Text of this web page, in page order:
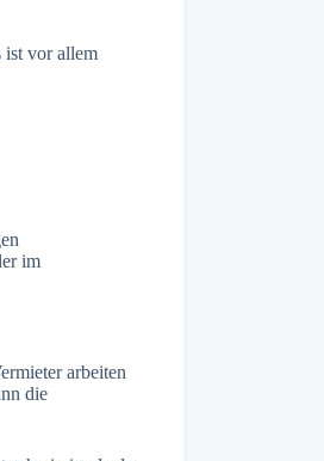
ist vor allem
im
arbeiten
die